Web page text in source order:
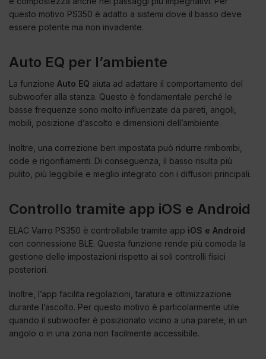
questo motivo PS350 è adatto a sistemi dove il basso deve
essere potente ma non invadente.
Auto EQ per l’ambiente
La funzione Auto EQ aiuta ad adattare il comportamento del
subwoofer alla stanza. Questo è fondamentale perché le
basse frequenze sono molto influenzate da pareti, angoli,
mobili, posizione d’ascolto e dimensioni dell’ambiente.
Inoltre, una correzione ben impostata può ridurre rimbombi,
code e rigonfiamenti. Di conseguenza, il basso risulta più
pulito, più leggibile e meglio integrato con i diffusori principali.
Controllo tramite app iOS e Android
ELAC Varro PS350 è controllabile tramite app iOS e Android
con connessione BLE. Questa funzione rende più comoda la
gestione delle impostazioni rispetto ai soli controlli fisici
posteriori.
Inoltre, l’app facilita regolazioni, taratura e ottimizzazione
durante l’ascolto. Per questo motivo è particolarmente utile
quando il subwoofer è posizionato vicino a una parete, in un
angolo o in una zona non facilmente accessibile.